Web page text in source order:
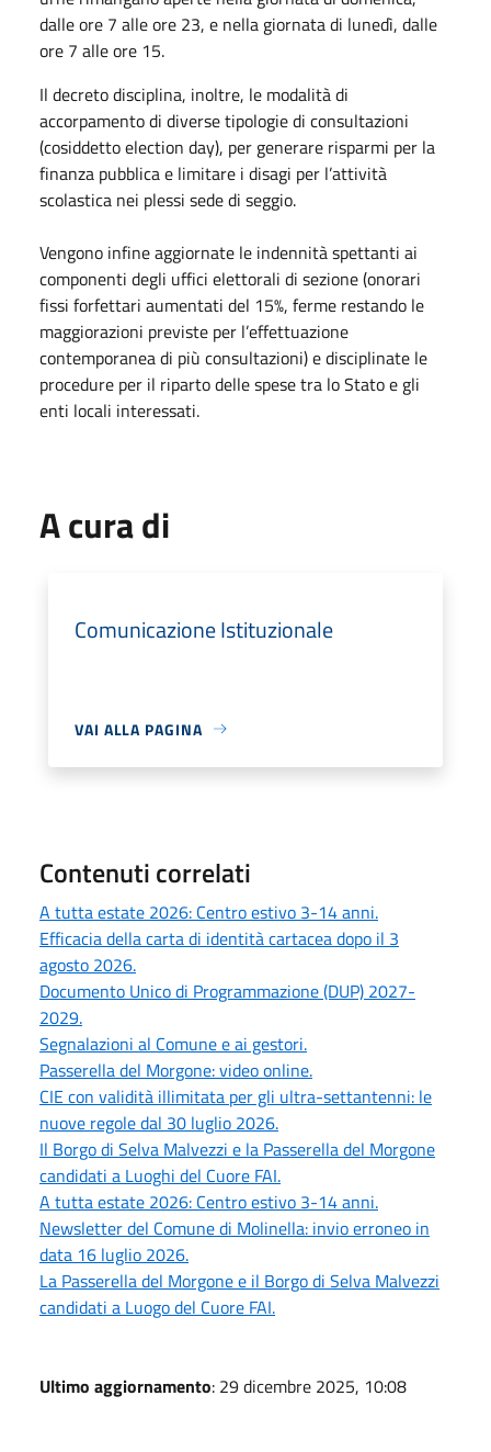
dalle ore 7 alle ore 23, e nella giornata di lunedì, dalle
ore 7 alle ore 15.
Il decreto disciplina, inoltre, le modalità di
accorpamento di diverse tipologie di consultazioni
(cosiddetto election day), per generare risparmi per la
finanza pubblica e limitare i disagi per l’attività
scolastica nei plessi sede di seggio.
Vengono infine aggiornate le indennità spettanti ai
componenti degli uffici elettorali di sezione (onorari
fissi forfettari aumentati del 15%, ferme restando le
maggiorazioni previste per l’effettuazione
contemporanea di più consultazioni) e disciplinate le
procedure per il riparto delle spese tra lo Stato e gli
enti locali interessati.
A cura di
Comunicazione Istituzionale
VAI ALLA PAGINA
Contenuti correlati
A tutta estate 2026: Centro estivo 3-14 anni.
Efficacia della carta di identità cartacea dopo il 3
agosto 2026.
Documento Unico di Programmazione (DUP) 2027-
2029.
Segnalazioni al Comune e ai gestori.
Passerella del Morgone: video online.
CIE con validità illimitata per gli ultra-settantenni: le
nuove regole dal 30 luglio 2026.
Il Borgo di Selva Malvezzi e la Passerella del Morgone
candidati a Luoghi del Cuore FAI.
A tutta estate 2026: Centro estivo 3-14 anni.
Newsletter del Comune di Molinella: invio erroneo in
data 16 luglio 2026.
La Passerella del Morgone e il Borgo di Selva Malvezzi
candidati a Luogo del Cuore FAI.
Ultimo aggiornamento: 29 dicembre 2025, 10:08